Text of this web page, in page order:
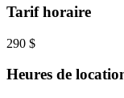
Tarif horaire
290 $
Heures de